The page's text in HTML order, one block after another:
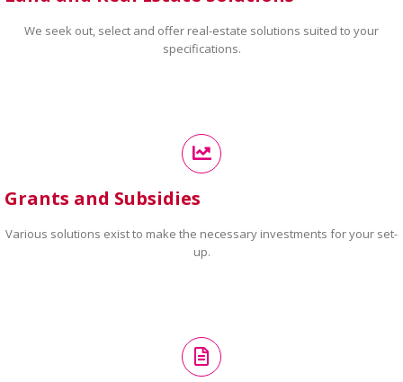
We seek out, select and offer real-estate solutions suited to your
specifications.
Grants and Subsidies
Various solutions exist to make the necessary investments for your set-
up.